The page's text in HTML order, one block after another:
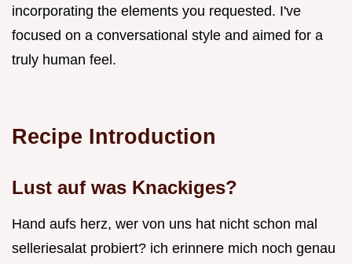
incorporating the elements you requested. I've
focused on a conversational style and aimed for a
truly human feel.
Recipe Introduction
Lust auf was Knackiges?
Hand aufs herz, wer von uns hat nicht schon mal
selleriesalat probiert? ich erinnere mich noch genau